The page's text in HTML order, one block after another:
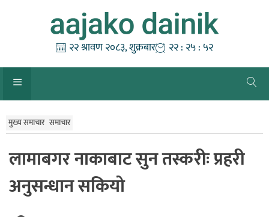
२२ श्रावण २०८३, शुक्रबार २२ : २५ : ५३
मुख्य समाचार समाचार
लामाबगर नाकाबाट सुन तस्करीः प्रहरी
अनुसन्धान सकियो